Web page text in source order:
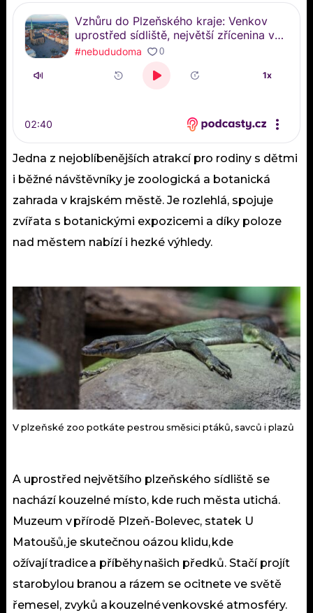
Jedna z nejoblíbenějších atrakcí pro rodiny s dětmi
i běžné návštěvníky je zoologická a botanická
zahrada v krajském městě. Je rozlehlá, spojuje
zvířata s botanickými expozicemi a díky poloze
nad městem nabízí i hezké výhledy.
V plzeňské zoo potkáte pestrou směsici ptáků, savců i plazů
A uprostřed největšího plzeňského sídliště se
nachází kouzelné místo, kde ruch města utichá.
Muzeum v přírodě Plzeň-Bolevec, statek U
Matoušů, je skutečnou oázou klidu, kde
ožívají tradice a příběhy našich předků. Stačí projít
starobylou branou a rázem se ocitnete ve světě
řemesel, zvyků a kouzelné venkovské atmosféry.